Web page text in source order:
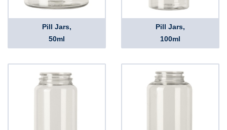
Pill Jars,
50ml
Pill Jars,
100ml